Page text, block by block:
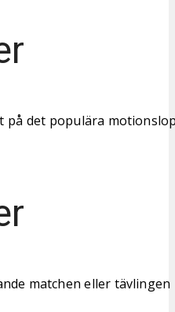
på det populära
matchen eller tävlingen